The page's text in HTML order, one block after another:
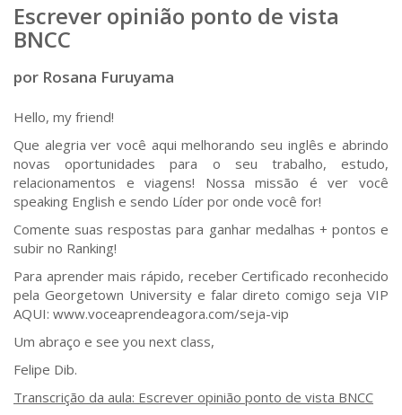
Escrever opinião ponto de vista
BNCC
por Rosana Furuyama
Hello, my friend!
Que alegria ver você aqui melhorando seu inglês e abrindo
novas oportunidades para o seu trabalho, estudo,
relacionamentos e viagens! Nossa missão é ver você
speaking English e sendo Líder por onde você for!
Comente suas respostas para ganhar medalhas + pontos e
subir no Ranking!
Para aprender mais rápido, receber Certificado reconhecido
pela Georgetown University e falar direto comigo seja VIP
AQUI: www.voceaprendeagora.com/seja-vip
Um abraço e see you next class,
Felipe Dib.
Transcrição da aula: Escrever opinião ponto de vista BNCC